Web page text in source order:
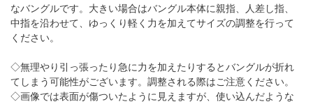
なバングルです。大きい場合はバングル本体に親指、人差し指、
中指を沿わせて、ゆっくり軽く力を加えてサイズの調整を行って
ください。
◇無理やり引っ張ったり急に力を加えたりするとバングルが折れ
てしまう可能性がございます。調整される際はご注意ください。
◇画像では表面が傷ついたように見えますが、使い込んだような